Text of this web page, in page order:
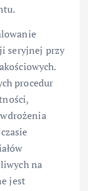
seryjnej przy
procedur
na
jest